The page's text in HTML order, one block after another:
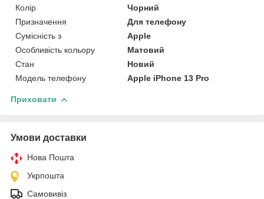
Колір
Чорний
Призначення
Для телефону
Сумісність з
Apple
Особливість кольору
Матовий
Стан
Новий
Модель телефону
Apple iPhone 13 Pro
Приховати
Умови доставки
Нова Пошта
Укрпошта
Самовивіз